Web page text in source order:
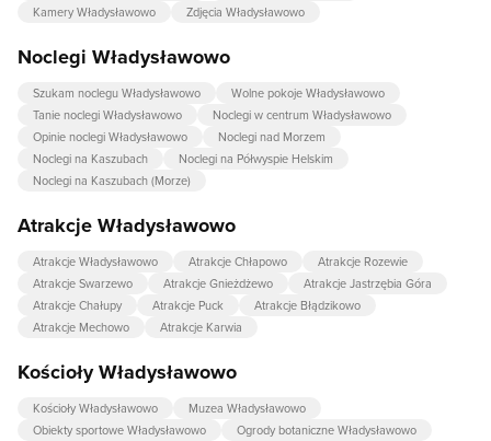
Kamery Władysławowo
Zdjęcia Władysławowo
Noclegi Władysławowo
Szukam noclegu Władysławowo
Wolne pokoje Władysławowo
Tanie noclegi Władysławowo
Noclegi w centrum Władysławowo
Opinie noclegi Władysławowo
Noclegi nad Morzem
Noclegi na Kaszubach
Noclegi na Półwyspie Helskim
Noclegi na Kaszubach (Morze)
Atrakcje Władysławowo
Atrakcje Władysławowo Atrakcje Chłapowo
Atrakcje Rozewie
Atrakcje Swarzewo
Atrakcje Gnieżdżewo
Atrakcje Jastrzębia Góra
Atrakcje Chałupy
Atrakcje Puck
Atrakcje Błądzikowo
Atrakcje Mechowo
Atrakcje Karwia
Kościoły Władysławowo
Kościoły Władysławowo
Muzea Władysławowo
Obiekty sportowe Władysławowo
Ogrody botaniczne Władysławowo